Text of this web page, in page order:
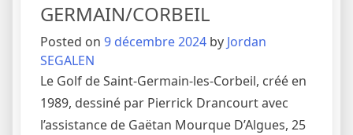
GERMAIN/CORBEIL
Posted on 9 décembre 2024 by Jordan
SEGALEN
Le Golf de Saint-Germain-les-Corbeil, créé en
1989, dessiné par Pierrick Drancourt avec
l’assistance de Gaëtan Mourque D’Algues, 25